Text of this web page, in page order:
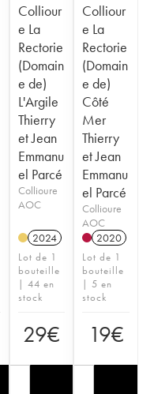
Colliour
e La
Rectorie
(Domain
e de)
L'Argile
Thierry
et Jean
Emmanu
el Parcé
Collioure
AOC
2024
Lot de 1
bouteille
| 44 en
stock
29€
Colliour
e La
Rectorie
(Domain
e de)
Côté
Mer
Thierry
et Jean
Emmanu
el Parcé
Collioure
AOC
2020
Lot de 1
bouteille
| 5 en
stock
19€